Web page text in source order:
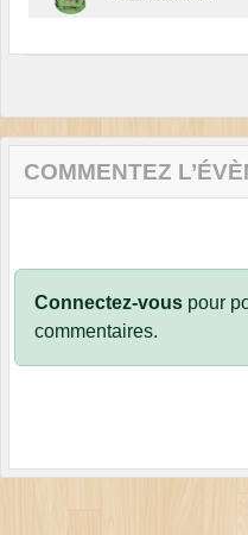
COMMENTEZ
Connectez-vous pour
commentaires.